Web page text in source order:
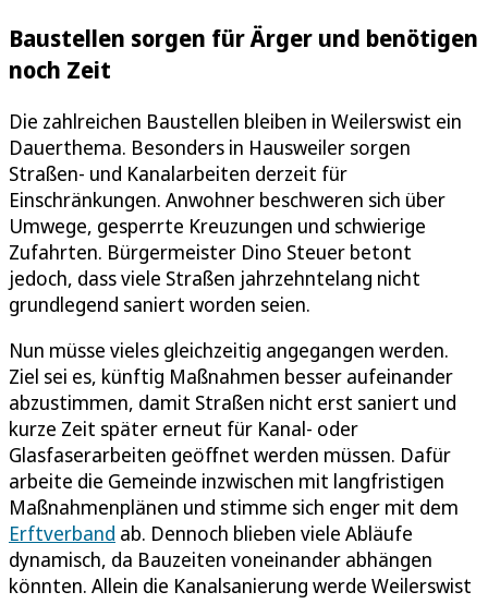
Baustellen sorgen für Ärger und benötigen
noch Zeit
Die zahlreichen Baustellen bleiben in Weilerswist ein
Dauerthema. Besonders in Hausweiler sorgen
Straßen- und Kanalarbeiten derzeit für
Einschränkungen. Anwohner beschweren sich über
Umwege, gesperrte Kreuzungen und schwierige
Zufahrten. Bürgermeister Dino Steuer betont
jedoch, dass viele Straßen jahrzehntelang nicht
grundlegend saniert worden seien.
Nun müsse vieles gleichzeitig angegangen werden.
Ziel sei es, künftig Maßnahmen besser aufeinander
abzustimmen, damit Straßen nicht erst saniert und
kurze Zeit später erneut für Kanal- oder
Glasfaserarbeiten geöffnet werden müssen. Dafür
arbeite die Gemeinde inzwischen mit langfristigen
Maßnahmenplänen und stimme sich enger mit dem
Erftverband ab. Dennoch blieben viele Abläufe
dynamisch, da Bauzeiten voneinander abhängen
könnten. Allein die Kanalsanierung werde Weilerswist